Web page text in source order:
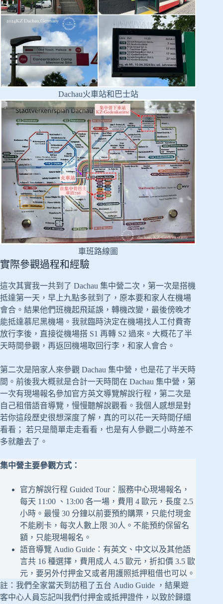
Dachau火車站和巴士站
車班路線圖
實際參觀過程和經驗
這次其實我一共到了 Dachau 集中營二次，第一次是搭機
抵達第一天，早上九點多就到了，原本要和家人在機場
會合。結果他們班機起飛延誤，轉機改變，最後傍晚才
能抵達慕尼黑機場。我就臨時決定在機場找人工付費寄
放行李後，直接從機場搭 S1 再轉 S2 過來。大概花了半
天時間參觀，再返回機場取回行李，和家人會合。
第二次是陪家人來參觀 Dachau 集中營，也是花了半天時
間。前後我大概就是合計一天時間在 Dachau 集中營，第
一次有現場報名參加官方英文導覽解說行程，第二次是
自己租借語音導覽，慢慢聽解說觀看。我個人感想是對
若你這段歷史很想深度了解，真的可以花一天時間仔細
看看； 若只是簡單走走看看，也是有人參觀二小時差不
多就離去了。
集中營主要參觀方式：
官方解說行程 Guided Tour：服務中心現場報名，
每天 11:00 、13:00 各一場，費用 4 歐元，長度 2.5
小時。最慢 30 分鐘以前要預約購票，只能付現金
不能刷卡，每次人數上限 30人。不能預約保留名
額，只能現場報名。
語音導覽 Audio Guide：有英文、中文以及其他語
言共 16 種選擇，費用成人 4.5 歐元，折扣價 3.5 歐
元，要另外付押金又或者用護照抵押租借也可以。
註：我們全家當天到訪租了五台 Audio Guide ，結果遊
客中心人員忘記叫我們付押金或抵押證件，以致於歸還